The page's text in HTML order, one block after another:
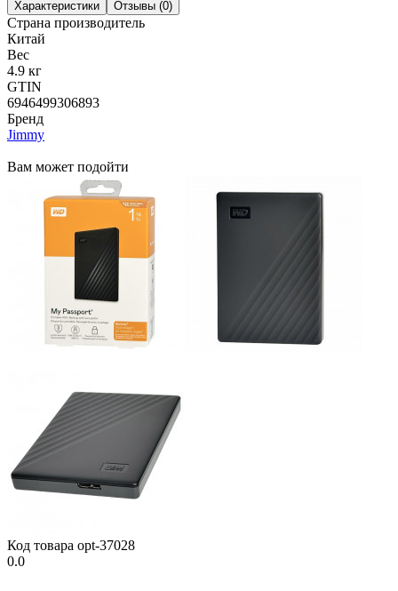
Характеристики Отзывы (0)
Страна производитель
Китай
Вес
4.9 кг
GTIN
6946499306893
Бренд
Jimmy
Вам может подойти
Код товара opt-37028
0.0